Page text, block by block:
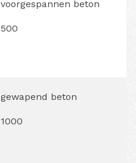
voorgespannen beton
500
gewapend beton
1000